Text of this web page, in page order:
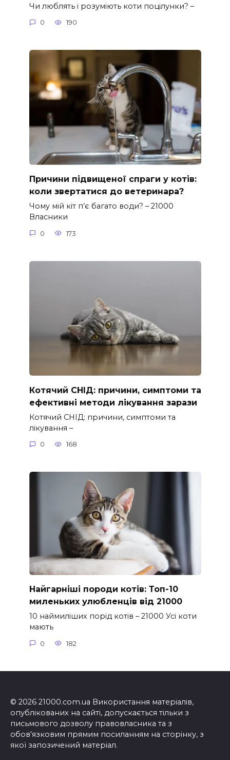
Чи люблять і розуміють коти поцілунки? –
0 190
Причини підвищеної спраги у котів:
коли звертатися до ветеринара?
Чому мій кіт п’є багато води? – 21000
Власники
0 173
Котячий СНІД: причини, симптоми та
ефективні методи лікування зарази
Котячий СНІД: причини, симптоми та
лікування –
0 168
Найгарніші породи котів: Топ-10
миленьких улюбленців від 21000
10 наймиліших порід котів – 21000 Усі коти
мають
0 182
© 2026 21000.com.ua Використання матеріалів,
опублікованих на сайті, допускається тільки з
письмового дозволу правовласника та з
обов'язковим прямим посиланням на сторінку, з
якої запозичений матеріал.